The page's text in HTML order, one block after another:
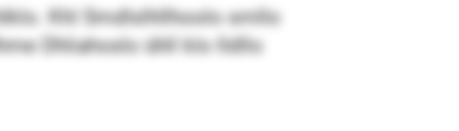
Khl Smdlslhllhoolo smllo
Dhliahoslo ühll klo lldllo